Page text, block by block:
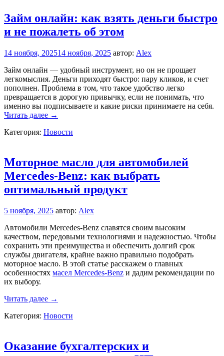
удобство,
преимущества
и
Займ онлайн: как взять деньги быстро
и не пожалеть об этом
14 ноября, 202514 ноября, 2025 автор: Alex
Займ онлайн — удобный инструмент, но он не прощает
легкомыслия. Деньги приходят быстро: пару кликов, и счет
пополнен. Проблема в том, что такое удобство легко
превращается в дорогую привычку, если не понимать, что
именно вы подписываете и какие риски принимаете на себя.
Читать далее Займ
как
быстро
и
не
пожалеть
об
→
Категория: Новости
Моторное масло для автомобилей
Mercedes-Benz: как выбрать
оптимальный продукт
5 ноября, 2025 автор: Alex
Автомобили Mercedes-Benz славятся своим высоким
качеством, передовыми технологиями и надежностью. Чтобы
сохранить эти преимущества и обеспечить долгий срок
службы двигателя, крайне важно правильно подобрать
моторное масло. В этой статье расскажем о главных
особенностях масел Mercedes-Benz и дадим рекомендации по
их выбору.
Читать далее Моторное
для
Benz:
как
→
Категория: Новости
Оказание бухгалтерских и